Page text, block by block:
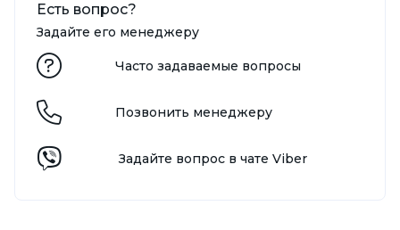
Есть вопрос?
Задайте его менеджеру
Часто задаваемые вопросы
Позвонить менеджеру
Задайте вопрос в чате Viber